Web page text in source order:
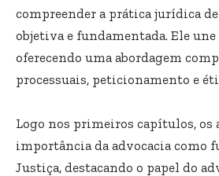
compreender a prática jurídica
objetiva e fundamentada. Ele
oferecendo uma abordagem
processuais, peticionamento e
Logo nos primeiros capítulos, os
importância da advocacia como
Justiça, destacando o papel do